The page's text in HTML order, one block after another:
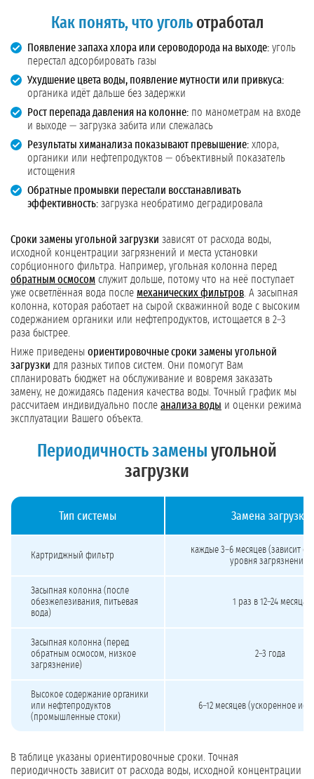
Как понять, что угольотработал
Появление запаха хлора или сероводорода на выходе: уголь
перестал адсорбировать газы
Ухудшение цвета воды, появление мутности или привкуса:
органика идёт дальше без задержки
Рост перепада давления на колонне: по манометрам на входе
и выходе — загрузка забита или слежалась
Результаты химанализа показывают превышение: хлора,
органики или нефтепродуктов — объективный показатель
истощения
Обратные промывки перестали восстанавливать
эффективность: загрузка необратимо деградировала
Сроки замены угольной загрузки зависят от расхода воды,
исходной концентрации загрязнений и места установки
сорбционного фильтра. Например, угольная колонна перед
обратным осмосом служит дольше, потому что на неё поступает
уже осветлённая вода после механических фильтров . А засыпная
колонна, которая работает на сырой скважинной воде с высоким
содержанием органики или нефтепродуктов, истощается в 2–3
раза быстрее.
Ниже приведены ориентировочные сроки замены угольной
загрузки для разных типов систем. Они помогут Вам
спланировать бюджет на обслуживание и вовремя заказать
замену, не дожидаясь падения качества воды. Точный график мы
рассчитаем индивидуально после анализа воды и оценки режима
эксплуатации Вашего объекта.
Периодичность замены угольной
загрузки
Тип системы Замена загрузки
Картриджный фильтр
каждые 3–6 месяцев (зависит от
уровня загрязнения)
Засыпная колонна (после
обезжелезивания, питьевая
вода)
1 раз в 12–24 месяца
Засыпная колонна (перед
обратным осмосом, низкое
загрязнение)
2–3 года
Высокое содержание органики
или нефтепродуктов
(промышленные стоки)
6–12 месяцев (ускоренное
В таблице указаны ориентировочные сроки. Точная
периодичность зависит от расхода воды, исходной концентрации